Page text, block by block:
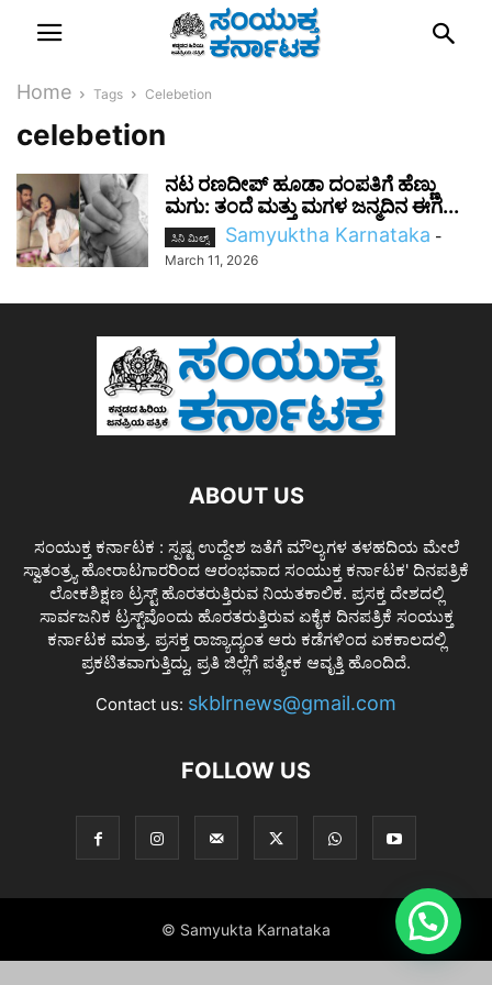
Home Tags Celebetion
celebetion
ನಟ ರಣದೀಪ್ ಹೂಡಾ ದಂಪತಿಗೆ ಹೆಣ್ಣು
ಮಗು: ತಂದೆ ಮತ್ತು ಮಗಳ ಜನ್ಮದಿನ ಈಗ...
ಸಿನಿ ಮಿಲ್ಸ್ Samyuktha Karnataka -
March 11, 2026
ABOUT US
ಸಂಯುಕ್ತ ಕರ್ನಾಟಕ : ಸ್ಪಷ್ಟ ಉದ್ದೇಶ ಜತೆಗೆ ಮೌಲ್ಯಗಳ ತಳಹದಿಯ ಮೇಲೆ
ಸ್ವಾತಂತ್ರ್ಯ ಹೋರಾಟಗಾರರಿಂದ ಆರಂಭವಾದ ಸಂಯುಕ್ತ ಕರ್ನಾಟಕ' ದಿನಪತ್ರಿಕೆ
ಲೋಕಶಿಕ್ಷಣ ಟ್ರಸ್ಟ್ ಹೊರತರುತ್ತಿರುವ ನಿಯತಕಾಲಿಕ. ಪ್ರಸಕ್ತ ದೇಶದಲ್ಲಿ
ಸಾರ್ವಜನಿಕ ಟ್ರಸ್ಟ್‌ವೊಂದು ಹೊರತರುತ್ತಿರುವ ಏಕೈಕ ದಿನಪತ್ರಿಕೆ ಸಂಯುಕ್ತ
ಕರ್ನಾಟಕ ಮಾತ್ರ. ಪ್ರಸಕ್ತ ರಾಜ್ಯಾದ್ಯಂತ ಆರು ಕಡೆಗಳಿಂದ ಏಕಕಾಲದಲ್ಲಿ
ಪ್ರಕಟಿತವಾಗುತ್ತಿದ್ದು, ಪ್ರತಿ ಜಿಲ್ಲೆಗೆ ಪತ್ಯೇಕ ಆವೃತ್ತಿ ಹೊಂದಿದೆ.
Contact us: skblrnews@gmail.com
FOLLOW US
© Samyukta Karnataka